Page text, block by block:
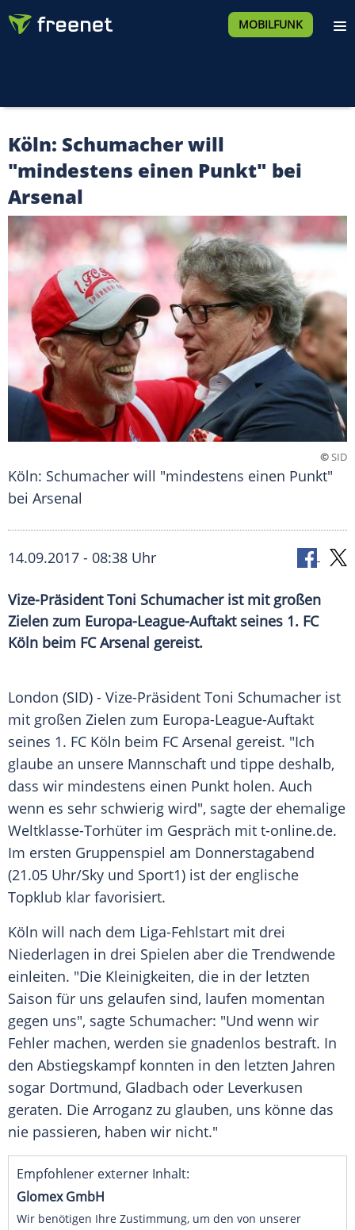
MOBILFUNK
Köln: Schumacher will
"mindestens einen Punkt" bei
Arsenal
©SID
Köln: Schumacher will "mindestens einen Punkt"
bei Arsenal
14.09.2017 - 08:38 Uhr
Vize-Präsident Toni Schumacher ist mit großen
Zielen zum Europa-League-Auftakt seines 1. FC
Köln beim FC Arsenal gereist.
London (SID) - Vize-Präsident Toni Schumacher ist
mit großen Zielen zum Europa-League-Auftakt
seines 1. FC Köln beim FC Arsenal gereist. "Ich
glaube an unsere Mannschaft und tippe deshalb,
dass wir mindestens einen Punkt holen. Auch
wenn es sehr schwierig wird", sagte der ehemalige
Weltklasse-Torhüter im Gespräch mit t-online.de.
Im ersten Gruppenspiel am Donnerstagabend
(21.05 Uhr/Sky und Sport1) ist der englische
Topklub klar favorisiert.
Köln will nach dem Liga-Fehlstart mit drei
Niederlagen in drei Spielen aber die Trendwende
einleiten. "Die Kleinigkeiten, die in der letzten
Saison für uns gelaufen sind, laufen momentan
gegen uns", sagte Schumacher: "Und wenn wir
Fehler machen, werden sie gnadenlos bestraft. In
den Abstiegskampf konnten in den letzten Jahren
sogar Dortmund, Gladbach oder Leverkusen
geraten. Die Arroganz zu glauben, uns könne das
nie passieren, haben wir nicht."
Empfohlener externer Inhalt:
Glomex GmbH
Wir benötigen Ihre Zustimmung, um den von unserer